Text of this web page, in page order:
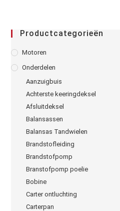
Productcategorieën
Motoren
Onderdelen
Aanzuigbuis
Achterste keeringdeksel
Afsluitdeksel
Balansassen
Balansas Tandwielen
Brandstofleiding
Brandstofpomp
Branstofpomp poelie
Bobine
Carter ontluchting
Carterpan